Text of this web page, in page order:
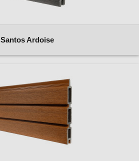
Santos Ardoise